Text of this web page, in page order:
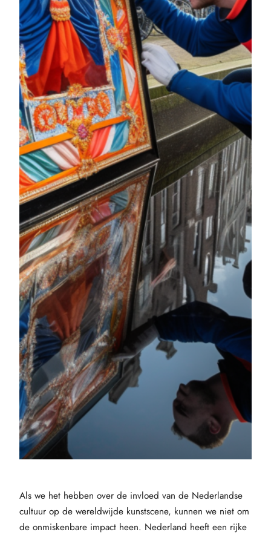
Als we het hebben over de invloed van de Nederlandse
cultuur op de wereldwijde kunstscene, kunnen we niet om
de onmiskenbare impact heen. Nederland heeft een rijke